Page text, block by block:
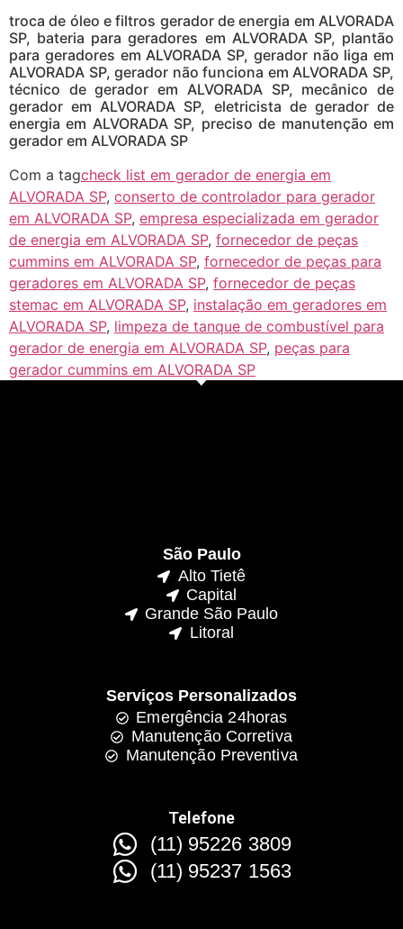
troca de óleo e filtros gerador de energia em ALVORADA
SP, bateria para geradores em ALVORADA SP, plantão
para geradores em ALVORADA SP, gerador não liga em
ALVORADA SP, gerador não funciona em ALVORADA SP,
técnico de gerador em ALVORADA SP, mecânico de
gerador em ALVORADA SP, eletricista de gerador de
energia em ALVORADA SP, preciso de manutenção em
gerador em ALVORADA SP
Com a tagcheck list em gerador de energia em
ALVORADA SP, conserto de controlador para gerador
em ALVORADA SP, empresa especializada em gerador
de energia em ALVORADA SP, fornecedor de peças
cummins em ALVORADA SP, fornecedor de peças para
geradores em ALVORADA SP, fornecedor de peças
stemac em ALVORADA SP, instalação em geradores em
ALVORADA SP, limpeza de tanque de combustível para
gerador de energia em ALVORADA SP, peças para
gerador cummins em ALVORADA SP
São Paulo
Alto Tietê
Capital
Grande São Paulo
Litoral
Serviços Personalizados
Emergência 24horas
Manutenção Corretiva
Manutenção Preventiva
Telefone
(11) 95226 3809
(11) 95237 1563